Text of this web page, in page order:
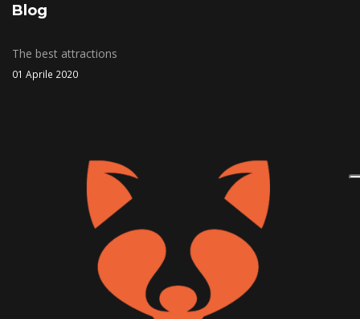
Blog
The best attractions
01 Aprile 2020